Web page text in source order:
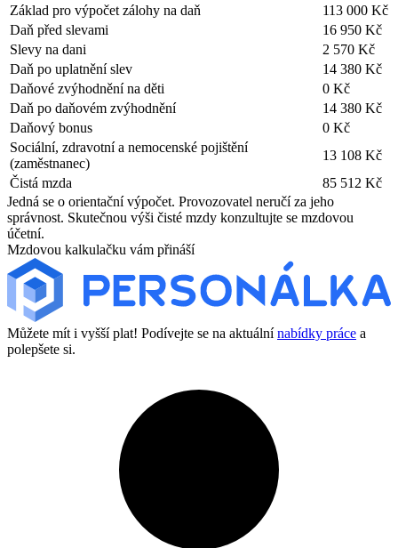
Základ pro výpočet zálohy na daň
113 000 Kč
Daň před slevami
16 950 Kč
Slevy na dani
2 570 Kč
Daň po uplatnění slev
14 380 Kč
Daňové zvýhodnění na děti
0 Kč
Daň po daňovém zvýhodnění
14 380 Kč
Daňový bonus
0 Kč
Sociální, zdravotní a nemocenské pojištění
(zaměstnanec)
13 108 Kč
Čistá mzda
85 512 Kč
Jedná se o orientační výpočet. Provozovatel neručí za jeho
správnost. Skutečnou výši čisté mzdy konzultujte se mzdovou
účetní.
Mzdovou kalkulačku vám přináší
Můžete mít i vyšší plat! Podívejte se na aktuálnínabídky práce a
polepšete si.